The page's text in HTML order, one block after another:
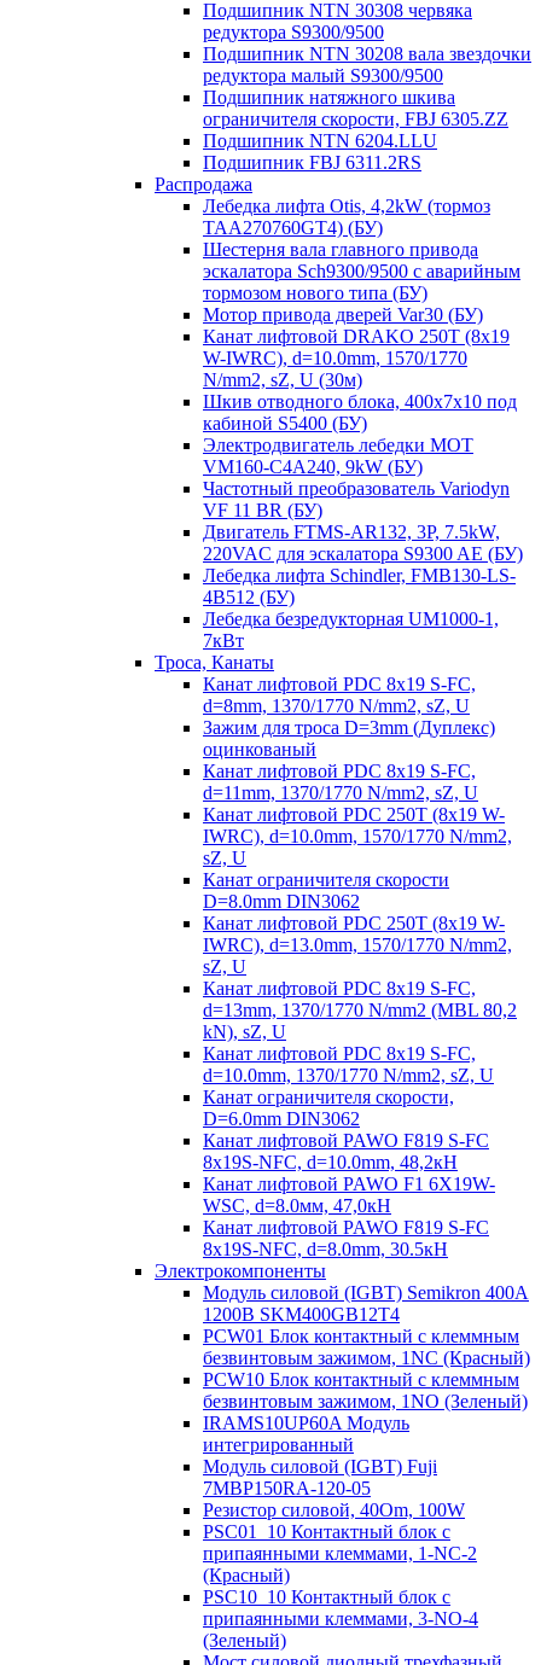
Подшипник NTN 30308 червяка
редуктора S9300/9500
Подшипник NTN 30208 вала звездочки
редуктора малый S9300/9500
Подшипник натяжного шкива
ограничителя скорости, FBJ 6305.ZZ
Подшипник NTN 6204.LLU
Подшипник FBJ 6311.2RS
Распродажа
Лебедка лифта Otis, 4,2kW (тормоз
TAA270760GT4) (БУ)
Шестерня вала главного привода
эскалатора Sch9300/9500 с аварийным
тормозом нового типа (БУ)
Мотор привода дверей Var30 (БУ)
Канат лифтовой DRAKO 250T (8x19
W-IWRC), d=10.0mm, 1570/1770
N/mm2, sZ, U (30м)
Шкив отводного блока, 400х7х10 под
кабиной S5400 (БУ)
Электродвигатель лебедки MOT
VM160-C4A240, 9kW (БУ)
Частотный преобразователь Variodyn
VF 11 BR (БУ)
Двигатель FTMS-AR132, 3P, 7.5kW,
220VAC для эскалатора S9300 AE (БУ)
Лебедка лифта Schindler, FMB130-LS-
4B512 (БУ)
Лебедка безредукторная UM1000-1,
7кВт
Троса, Канаты
Канат лифтовой PDC 8x19 S-FC,
d=8mm, 1370/1770 N/mm2, sZ, U
Зажим для троса D=3mm (Дуплекс)
оцинкованый
Канат лифтовой PDC 8x19 S-FC,
d=11mm, 1370/1770 N/mm2, sZ, U
Канат лифтовой PDC 250T (8x19 W-
IWRC), d=10.0mm, 1570/1770 N/mm2,
sZ, U
Канат ограничителя скорости
D=8.0mm DIN3062
Канат лифтовой PDC 250T (8x19 W-
IWRC), d=13.0mm, 1570/1770 N/mm2,
sZ, U
Канат лифтовой PDC 8х19 S-FC,
d=13mm, 1370/1770 N/mm2 (MBL 80,2
kN), sZ, U
Канат лифтовой PDC 8x19 S-FC,
d=10.0mm, 1370/1770 N/mm2, sZ, U
Канат ограничителя скорости,
D=6.0mm DIN3062
Канат лифтовой PAWO F819 S-FC
8х19S-NFC, d=10.0mm, 48,2кН
Канат лифтовой PAWO F1 6X19W-
WSC, d=8.0мм, 47,0кН
Канат лифтовой PAWO F819 S-FC
8х19S-NFC, d=8.0mm, 30.5кН
Электрокомпоненты
Модуль силовой (IGBT) Semikron 400А
1200В SKM400GB12T4
PCW01 Блок контактный с клеммным
безвинтовым зажимом, 1NC (Красный)
PCW10 Блок контактный с клеммным
безвинтовым зажимом, 1NO (Зеленый)
IRAMS10UP60A Модуль
интегрированный
Модуль силовой (IGBT) Fuji
7MBP150RA-120-05
Резистор силовой, 40Om, 100W
PSC01_10 Контактный блок с
припаянными клеммами, 1-NC-2
(Красный)
PSC10_10 Контактный блок с
припаянными клеммами, 3-NO-4
(Зеленый)